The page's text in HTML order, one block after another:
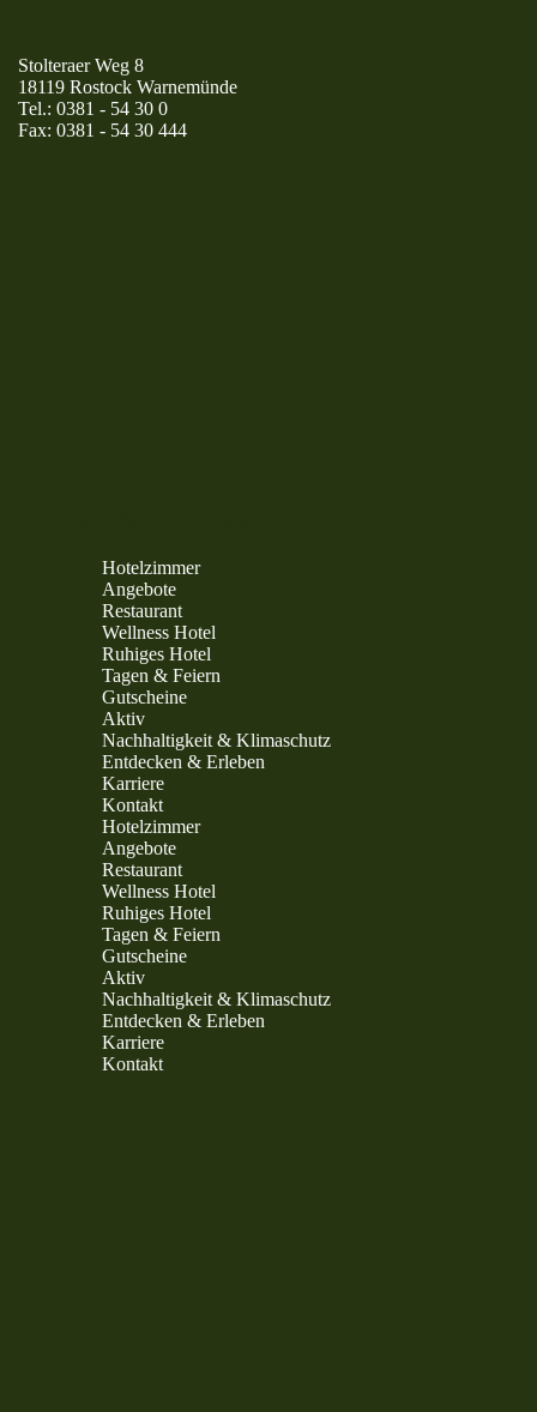
Stolteraer Weg 8
18119 Rostock Warnemünde
Tel.: 0381 - 54 30 0
Fax: 0381 - 54 30 444
Hotelzimmer
Angebote
Restaurant
Wellness Hotel
Ruhiges Hotel
Tagen & Feiern
Gutscheine
Aktiv
Nachhaltigkeit & Klimaschutz
Entdecken & Erleben
Karriere
Kontakt
Hotelzimmer
Angebote
Restaurant
Wellness Hotel
Ruhiges Hotel
Tagen & Feiern
Gutscheine
Aktiv
Nachhaltigkeit & Klimaschutz
Entdecken & Erleben
Karriere
Kontakt